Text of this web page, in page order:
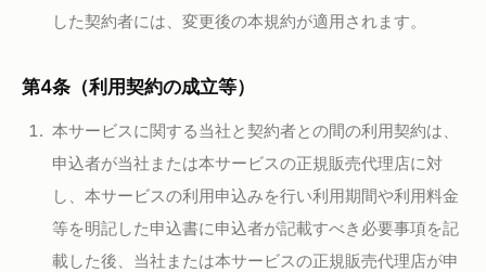
した契約者には、変更後の本規約が適用されます。
第4条（利用契約の成立等）
本サービスに関する当社と契約者との間の利用契約は、
申込者が当社または本サービスの正規販売代理店に対
し、本サービスの利用申込みを行い利用期間や利用料金
等を明記した申込書に申込者が記載すべき必要事項を記
載した後、当社または本サービスの正規販売代理店が申